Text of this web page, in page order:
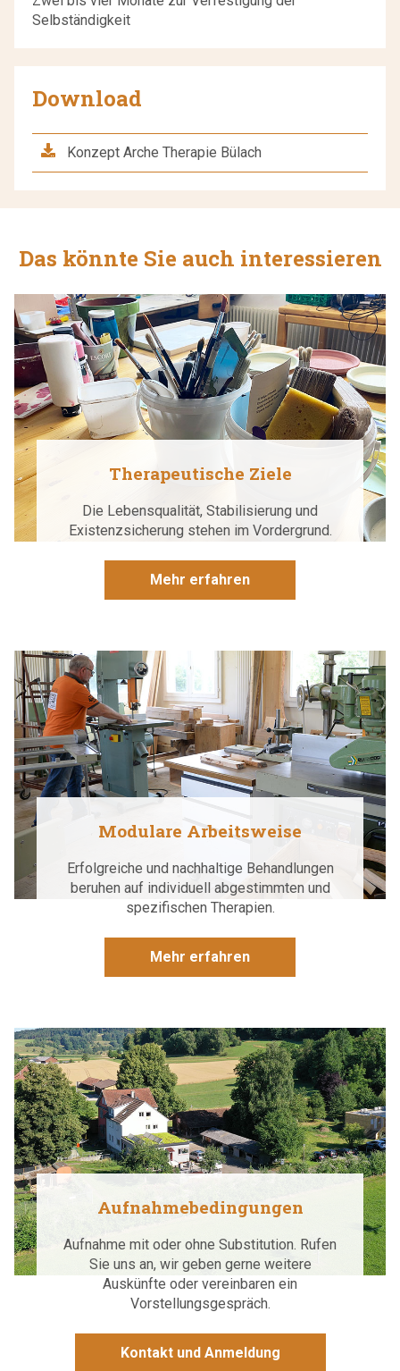
Selbständigkeit
Download
Konzept Arche Therapie Bülach
Das könnte Sie auch interessieren
Therapeutische Ziele
Die Lebensqualität, Stabilisierung und
Existenzsicherung stehen im Vordergrund.
Mehr erfahren
Modulare Arbeitsweise
Erfolgreiche und nachhaltige Behandlungen
beruhen auf individuell abgestimmten und
spezifischen Therapien.
Mehr erfahren
Aufnahmebedingungen
Aufnahme mit oder ohne Substitution. Rufen
Sie uns an, wir geben gerne weitere
Auskünfte oder vereinbaren ein
Vorstellungsgespräch.
Kontakt und Anmeldung